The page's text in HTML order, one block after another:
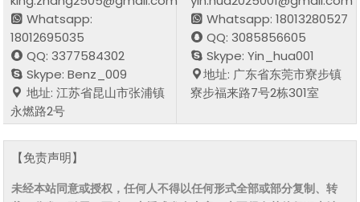
Whatsapp:
18012695035
QQ: 3377584302
Skype: Benz_009
地址: 江苏省昆山市张浦镇
永燃路2号
Whatsapp: 18013280527
QQ: 3085856605
Skype: Yin_hua001
地址: 广东省东莞市寮步镇
寮步福来路7号2栋301室
【免责声明】
未经本站同意或授权，任何人不得以任何形式全部或部分复制、转